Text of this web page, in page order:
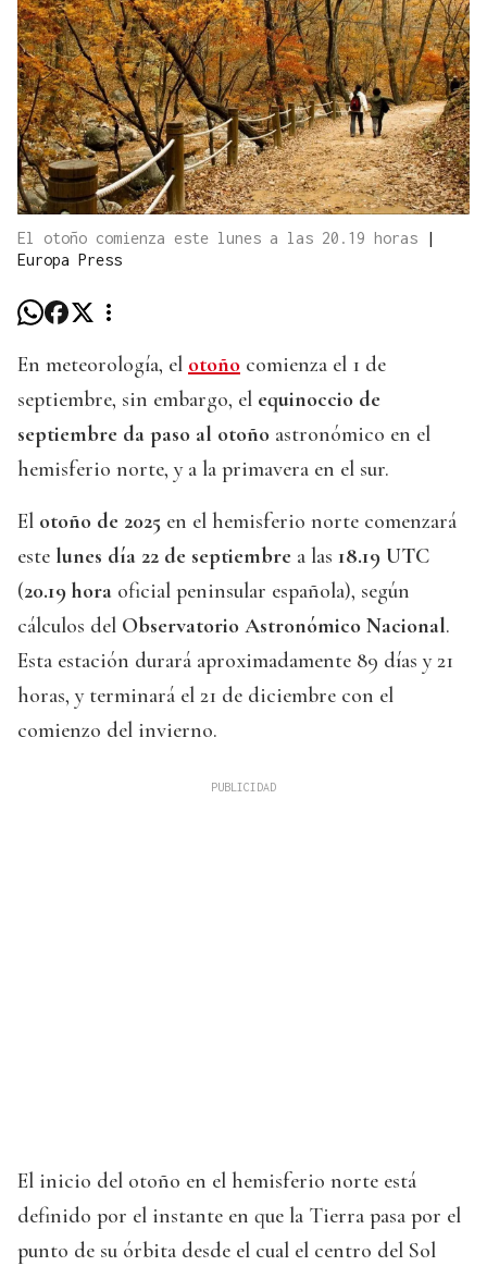
El otoño comienza este lunes a las 20.19 horas
|
Europa Press
En meteorología, el otoño comienza el 1 de
septiembre, sin embargo, el equinoccio de
septiembre da paso al otoño astronómico en el
hemisferio norte, y a la primavera en el sur.
El otoño de 2025 en el hemisferio norte comenzará
este lunes día 22 de septiembre a las 18.19 UTC
(20.19 hora oficial peninsular española), según
cálculos del Observatorio Astronómico Nacional.
Esta estación durará aproximadamente 89 días y 21
horas, y terminará el 21 de diciembre con el
comienzo del invierno.
El inicio del otoño en el hemisferio norte está
definido por el instante en que la Tierra pasa por el
punto de su órbita desde el cual el centro del Sol